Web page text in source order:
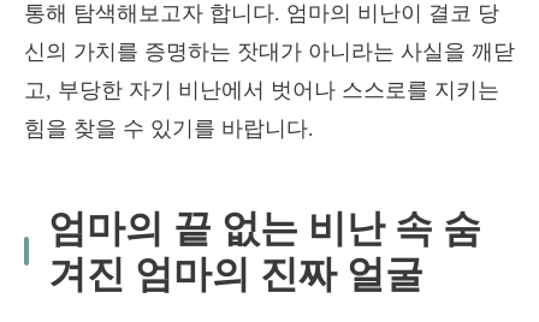
통해 탐색해보고자 합니다. 엄마의 비난이 결코 당
신의 가치를 증명하는 잣대가 아니라는 사실을 깨닫
고, 부당한 자기 비난에서 벗어나 스스로를 지키는
힘을 찾을 수 있기를 바랍니다.
엄마의 끝 없는 비난 속 숨
겨진 엄마의 진짜 얼굴